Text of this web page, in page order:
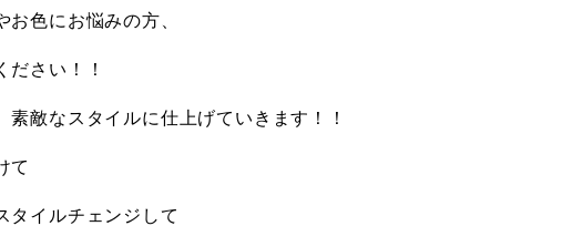
お色にお悩みの方、
ださい！！
素敵なスタイルに仕上げていきます！！
て
タイルチェンジして